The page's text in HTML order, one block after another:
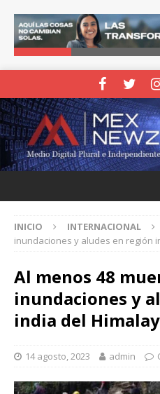
INICIO INTERNACIONAL
inundaciones y aludes en región
Al menos 48
inundaciones y
india del
14 agosto, 2023 admin